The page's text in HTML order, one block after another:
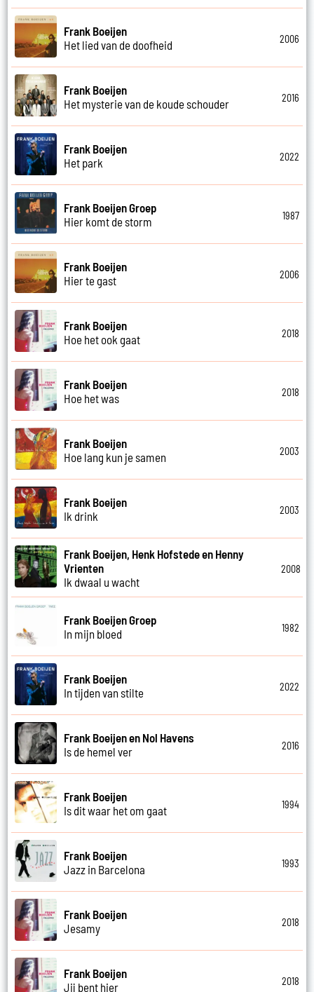
Frank Boeijen
Het lied van de doofheid
2006
Frank Boeijen
Het mysterie van de koude schouder
2016
Frank Boeijen
Het park
2022
Frank Boeijen Groep
Hier komt de storm
1987
Frank Boeijen
Hier te gast
2006
Frank Boeijen
Hoe het ook gaat
2018
Frank Boeijen
Hoe het was
2018
Frank Boeijen
Hoe lang kun je samen
2003
Frank Boeijen
Ik drink
2003
Frank Boeijen, Henk Hofstede en Henny
Vrienten
Ik dwaal u wacht
2008
Frank Boeijen Groep
In mijn bloed
1982
Frank Boeijen
In tijden van stilte
2022
Frank Boeijen en Nol Havens
Is de hemel ver
2016
Frank Boeijen
Is dit waar het om gaat
1994
Frank Boeijen
Jazz in Barcelona
1993
Frank Boeijen
Jesamy
2018
Frank Boeijen
Jij bent hier
2018